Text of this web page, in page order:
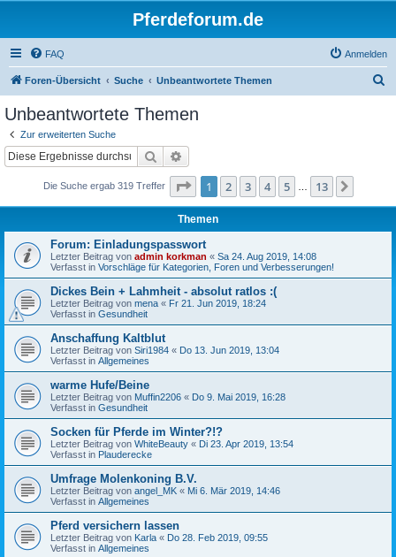
Pferdeforum.de
FAQ Anmelden
Foren-Übersicht Suche Unbeantwortete Themen
Unbeantwortete Themen
Zur erweiterten Suche
Suche
Die Suche ergab 319 Treffer Seite 1von 13
1 2 3 4 5 13
Themen
Forum: Einladungspasswort
Letzter Beitrag von admin korkman « Sa 24. Aug 2019, 14:08
Verfasst in Vorschläge für Kategorien, Foren und Verbesserungen!
Dickes Bein + Lahmheit - absolut ratlos :(
Letzter Beitrag von mena « Fr 21. Jun 2019, 18:24
Verfasst in Gesundheit
Anschaffung Kaltblut
Letzter Beitrag von Siri1984 « Do 13. Jun 2019, 13:04
Verfasst in Allgemeines
warme Hufe/Beine
Letzter Beitrag von Muffin2206 « Do 9. Mai 2019, 16:28
Verfasst in Gesundheit
Socken für Pferde im Winter?!?
Letzter Beitrag von WhiteBeauty « Di 23. Apr 2019, 13:54
Verfasst in Plauderecke
Umfrage Molenkoning B.V.
Letzter Beitrag von angel_MK « Mi 6. Mär 2019, 14:46
Verfasst in Allgemeines
Pferd versichern lassen
Letzter Beitrag von Karla « Do 28. Feb 2019, 09:55
Verfasst in Allgemeines